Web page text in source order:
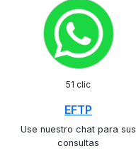
51 clic
EFTP
Use nuestro chat para sus
consultas